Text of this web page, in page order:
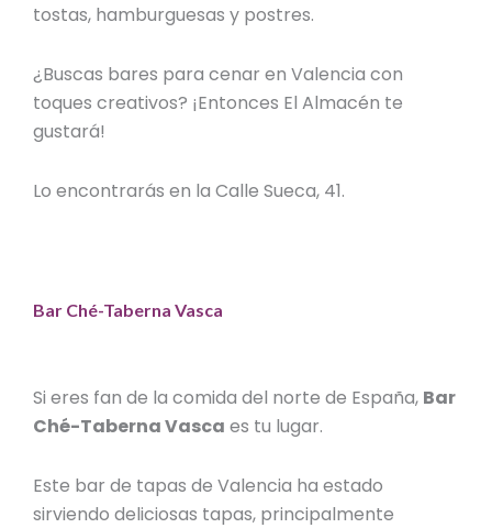
tostas, hamburguesas y postres.
¿Buscas bares para cenar en Valenciacon
toques creativos? ¡Entonces El Almacén te
gustará!
Lo encontrarás en la Calle Sueca, 41.
Bar Ché-Taberna Vasca
Si eres fan de la comida del norte de España, Bar
Ché-Taberna Vasca es tu lugar.
Este bar de tapas de Valencia ha estado
sirviendo deliciosas tapas, principalmente